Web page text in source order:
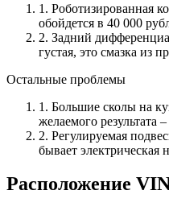
1. Роботизированная
обойдется в 40 000
2. Задний
густая, это смазка из
Остальные проблемы
1. Большие сколы на
желаемого результата
2. Регулируемая
бывает электрическая
Расположение